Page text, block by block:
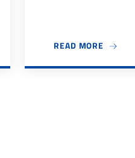
DÀ IL BENVENUTO A TRE
READ MORE